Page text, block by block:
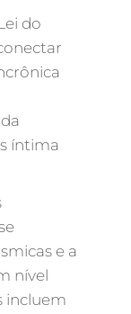
do
íntima
e a
nível
incluem